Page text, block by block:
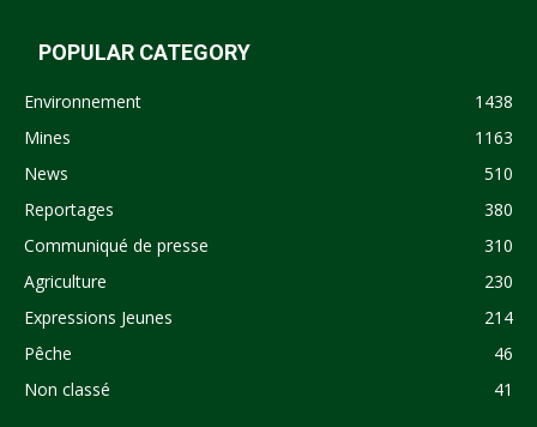
POPULAR CATEGORY
Environnement
1438
Mines
1163
News
510
Reportages
380
Communiqué de presse
310
Agriculture
230
Expressions Jeunes
214
Pêche
46
Non classé
41